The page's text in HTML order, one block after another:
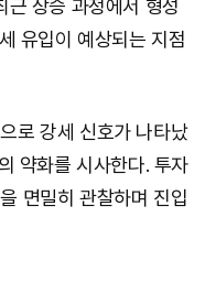
근 상승 과정에서 형성
유입이 예상되는 지점
로 강세 신호가 나타났
약화를 시사한다. 투자
면밀히 관찰하며 진입